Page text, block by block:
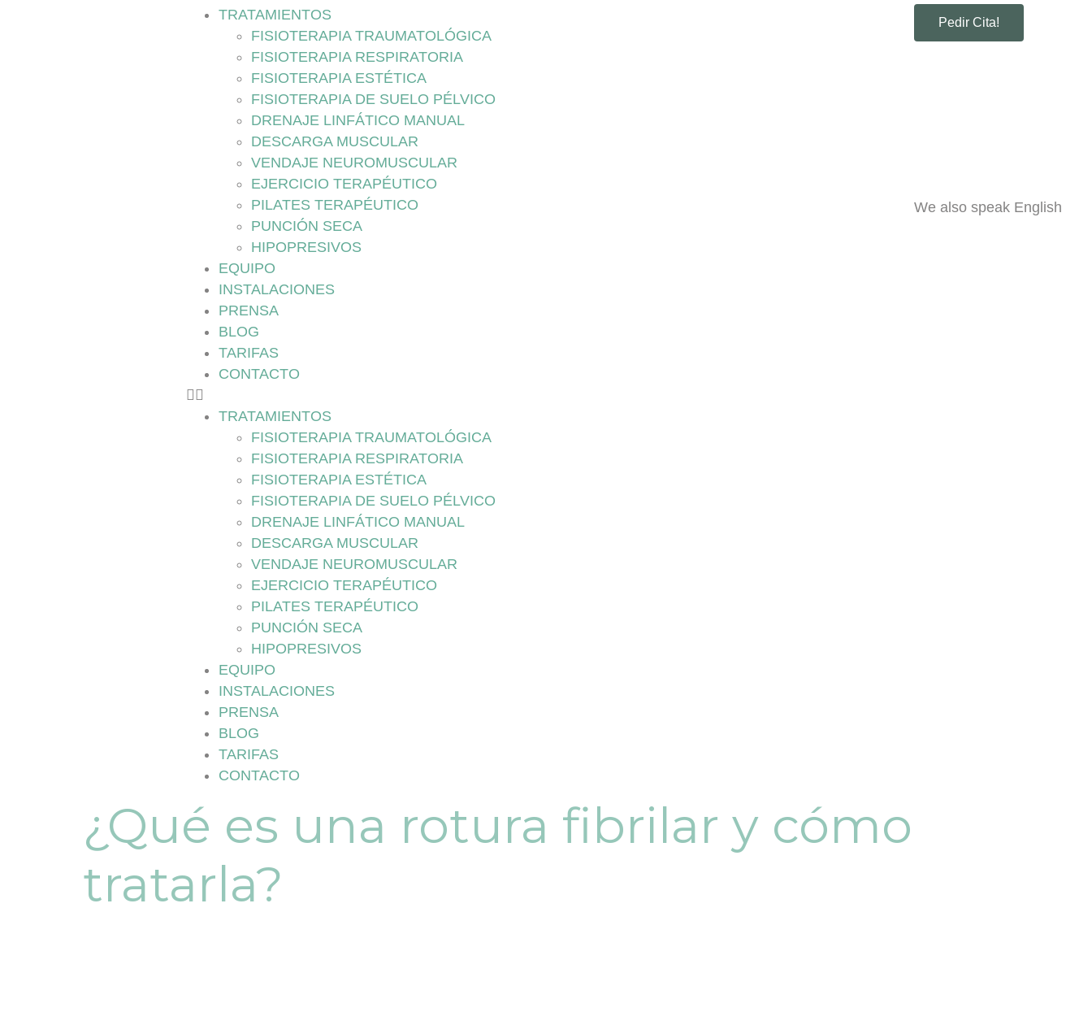
TRATAMIENTOS
FISIOTERAPIA TRAUMATOLÓGICA
FISIOTERAPIA RESPIRATORIA
FISIOTERAPIA ESTÉTICA
FISIOTERAPIA DE SUELO PÉLVICO
DRENAJE LINFÁTICO MANUAL
DESCARGA MUSCULAR
VENDAJE NEUROMUSCULAR
EJERCICIO TERAPÉUTICO
PILATES TERAPÉUTICO
PUNCIÓN SECA
HIPOPRESIVOS
EQUIPO
INSTALACIONES
PRENSA
BLOG
TARIFAS
CONTACTO
TRATAMIENTOS
FISIOTERAPIA TRAUMATOLÓGICA
FISIOTERAPIA RESPIRATORIA
FISIOTERAPIA ESTÉTICA
FISIOTERAPIA DE SUELO PÉLVICO
DRENAJE LINFÁTICO MANUAL
DESCARGA MUSCULAR
VENDAJE NEUROMUSCULAR
EJERCICIO TERAPÉUTICO
PILATES TERAPÉUTICO
PUNCIÓN SECA
HIPOPRESIVOS
EQUIPO
INSTALACIONES
PRENSA
BLOG
TARIFAS
CONTACTO
Pedir Cita!
We also speak English
¿Qué es una rotura fibrilar y cómo
tratarla?